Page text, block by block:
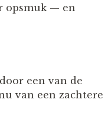
opsmuk — en
een van de
van een zachtere